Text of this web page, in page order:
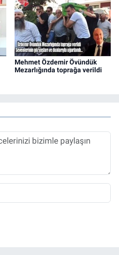
Mehmet Özdemir Övündük
Mezarlığında toprağa verildi